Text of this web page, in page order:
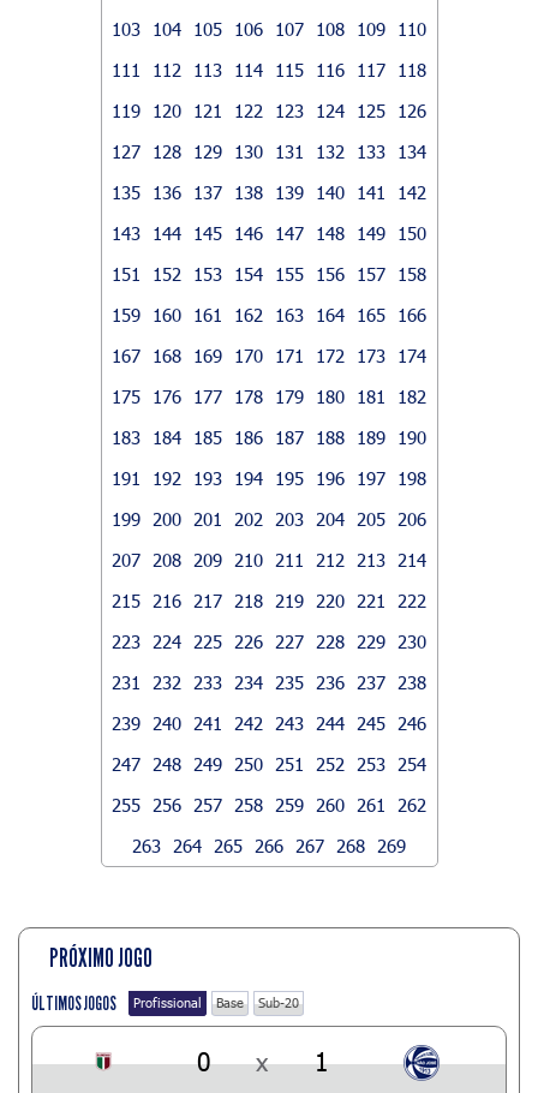
103
104 105 106 107 108 109
110
111
112 113 114 115 116 117
118
119
120 121 122 123 124 125
126
127
128 129 130 131 132 133
134
135
136 137 138 139 140 141
142
143
144 145 146 147 148 149
150
151
152 153 154 155 156 157
158
159
160 161 162 163 164 165
166
167
168 169 170 171 172 173
174
175
176 177 178 179 180 181
182
183
184 185 186 187 188 189
190
191
192 193 194 195 196 197
198
199
200 201 202 203 204 205
206
207
208 209 210 211 212 213
214
215
216 217 218 219 220 221
222
223
224 225 226 227 228 229
230
231
232 233 234 235 236 237
238
239
240 241 242 243 244 245
246
247
248 249 250 251 252 253
254
255
256 257 258 259 260 261
262
263
264 265 266 267 268 269
PRÓXIMO JOGO
ÚLTIMOS JOGOS Profissional Base Sub-20
0 x 1